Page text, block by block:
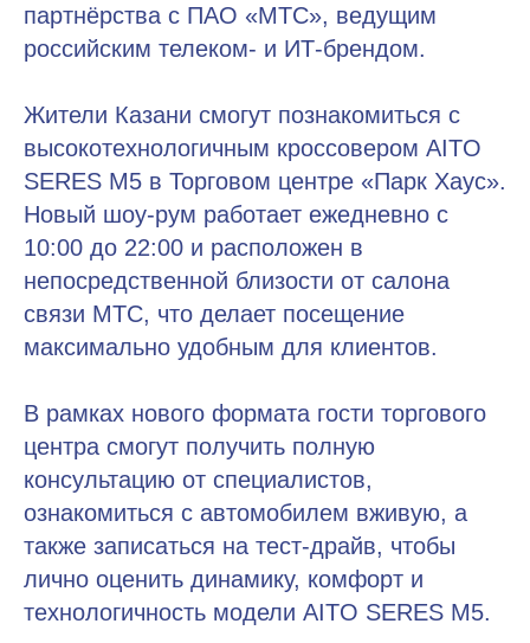
партнёрства с ПАО «МТС», ведущим
российским телеком- и ИТ-брендом.
Жители Казани смогут познакомиться с
высокотехнологичным кроссовером AITO
SERES M5 в Торговом центре «Парк Хаус».
Новый шоу-рум работает ежедневно с
10:00 до 22:00 и расположен в
непосредственной близости от салона
связи МТС, что делает посещение
максимально удобным для клиентов.
В рамках нового формата гости торгового
центра смогут получить полную
консультацию от специалистов,
ознакомиться с автомобилем вживую, а
также записаться на тест-драйв, чтобы
лично оценить динамику, комфорт и
технологичность модели AITO SERES M5.